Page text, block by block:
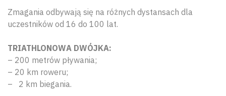
Zmagania odbywają się na różnych dystansach dla
uczestników od 16 do 100 lat.
TRIATHLONOWA DWÓJKA:
– 200 metrów pływania;
– 20 km roweru;
– 2 km biegania.